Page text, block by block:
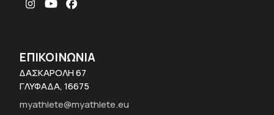
Instagram
YouTubeFacebook
ΕΠΙΚΟΙΝΩΝΙΑ
ΔΑΣΚΑΡΟΛΗ 67
ΓΛΥΦΑΔΑ, 16675
myathlete@myathlete.eu